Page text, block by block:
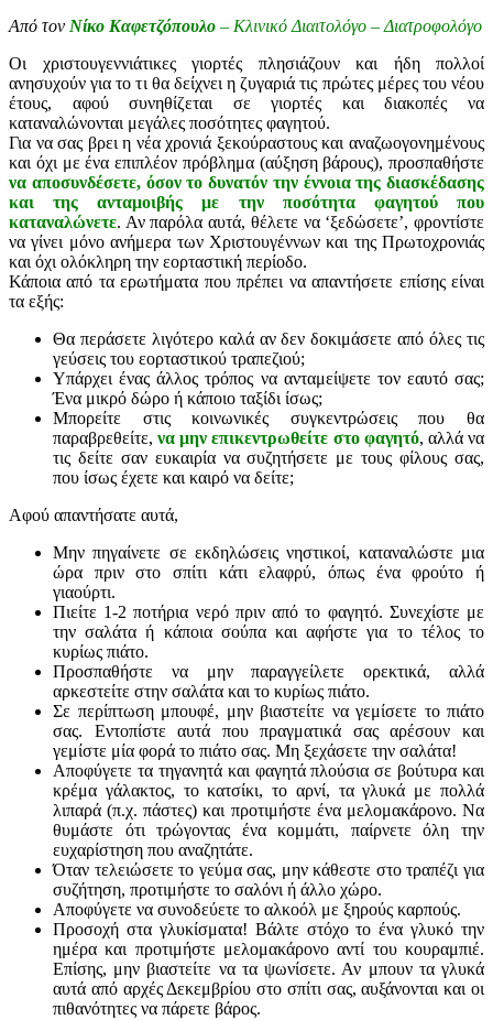
Από τον Νίκο Καφετζόπουλο – Κλινικό Διαιτολόγο – Διατροφολόγο
Οι χριστουγεννιάτικες γιορτές πλησιάζουν και ήδη πολλοί
ανησυχούν για το τι θα δείχνει η ζυγαριά τις πρώτες μέρες του νέου
έτους, αφού συνηθίζεται σε γιορτές και διακοπές να
καταναλώνονται μεγάλες ποσότητες φαγητού.
Για να σας βρει η νέα χρονιά ξεκούραστους και αναζωογονημένους
και όχι με ένα επιπλέον πρόβλημα (αύξηση βάρους), προσπαθήστε
να αποσυνδέσετε, όσον το δυνατόν την έννοια της διασκέδασης
και της ανταμοιβής με την ποσότητα φαγητού που
καταναλώνετε. Αν παρόλα αυτά, θέλετε να ‘ξεδώσετε’, φροντίστε
να γίνει μόνο ανήμερα των Χριστουγέννων και της Πρωτοχρονιάς
και όχι ολόκληρη την εορταστική περίοδο.
Κάποια από τα ερωτήματα που πρέπει να απαντήσετε επίσης είναι
τα εξής:
Θα περάσετε λιγότερο καλά αν δεν δοκιμάσετε από όλες τις
γεύσεις του εορταστικού τραπεζιού;
Υπάρχει ένας άλλος τρόπος να ανταμείψετε τον εαυτό σας;
Ένα μικρό δώρο ή κάποιο ταξίδι ίσως;
Μπορείτε στις κοινωνικές συγκεντρώσεις που θα
παραβρεθείτε,να μην επικεντρωθείτε στο φαγητό, αλλά να
τις δείτε σαν ευκαιρία να συζητήσετε με τους φίλους σας,
που ίσως έχετε και καιρό να δείτε;
Αφού απαντήσατε αυτά,
Μην πηγαίνετε σε εκδηλώσεις νηστικοί, καταναλώστε μια
ώρα πριν στο σπίτι κάτι ελαφρύ, όπως ένα φρούτο ή
γιαούρτι.
Πιείτε 1-2 ποτήρια νερό πριν από το φαγητό. Συνεχίστε με
την σαλάτα ή κάποια σούπα και αφήστε για το τέλος το
κυρίως πιάτο.
Προσπαθήστε να μην παραγγείλετε ορεκτικά, αλλά
αρκεστείτε στην σαλάτα και το κυρίως πιάτο.
Σε περίπτωση μπουφέ, μην βιαστείτε να γεμίσετε το πιάτο
σας. Εντοπίστε αυτά που πραγματικά σας αρέσουν και
γεμίστε μία φορά το πιάτο σας. Μη ξεχάσετε την σαλάτα!
Αποφύγετε τα τηγανητά και φαγητά πλούσια σε βούτυρα και
κρέμα γάλακτος, το κατσίκι, το αρνί, τα γλυκά με πολλά
λιπαρά (π.χ. πάστες) και προτιμήστε ένα μελομακάρονο. Να
θυμάστε ότι τρώγοντας ένα κομμάτι, παίρνετε όλη την
ευχαρίστηση που αναζητάτε.
Όταν τελειώσετε το γεύμα σας, μην κάθεστε στο τραπέζι για
συζήτηση, προτιμήστε το σαλόνι ή άλλο χώρο.
Αποφύγετε να συνοδεύετε το αλκοόλ με ξηρούς καρπούς.
Προσοχή στα γλυκίσματα! Βάλτε στόχο το ένα γλυκό την
ημέρα και προτιμήστε μελομακάρονο αντί του κουραμπιέ.
Επίσης, μην βιαστείτε να τα ψωνίσετε. Αν μπουν τα γλυκά
αυτά από αρχές Δεκεμβρίου στο σπίτι σας, αυξάνονται και οι
πιθανότητες να πάρετε βάρος.